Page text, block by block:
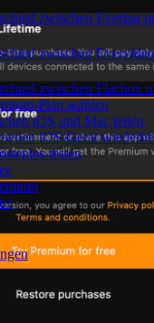
zwischen Evertag
zwischen
zwischen Flacbox
Plan wählen
iOS und Mac teilen
iOS-Gerät
testen